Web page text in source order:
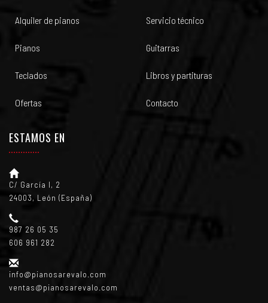
Alquiler de pianos Servicio técnico
Pianos Guitarras
Teclados Libros y partituras
Ofertas Contacto
ESTAMOS EN
C/ García I, 2
24003, León (España)
987 26 05 35
606 961 282
info@pianosarevalo.com
ventas@pianosarevalo.com